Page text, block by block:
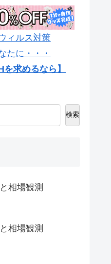
ィルス対策
たに・・・
求めるなら】
検索
相場観測
相場観測